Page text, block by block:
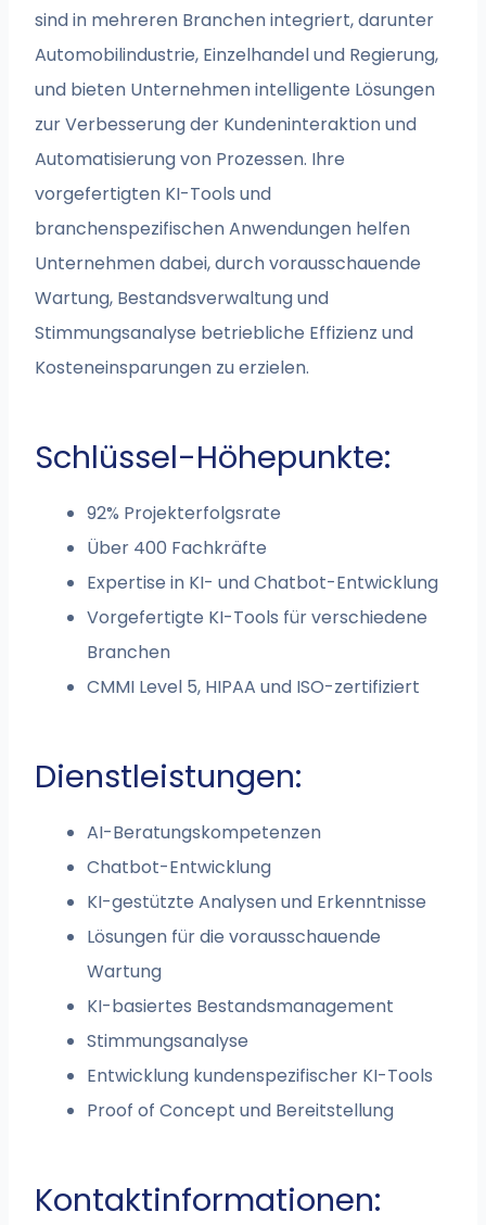
sind in mehreren Branchen integriert, darunter
Automobilindustrie, Einzelhandel und Regierung,
und bieten Unternehmen intelligente Lösungen
zur Verbesserung der Kundeninteraktion und
Automatisierung von Prozessen. Ihre
vorgefertigten KI-Tools und
branchenspezifischen Anwendungen helfen
Unternehmen dabei, durch vorausschauende
Wartung, Bestandsverwaltung und
Stimmungsanalyse betriebliche Effizienz und
Kosteneinsparungen zu erzielen.
Schlüssel-Höhepunkte:
92% Projekterfolgsrate
Über 400 Fachkräfte
Expertise in KI- und Chatbot-Entwicklung
Vorgefertigte KI-Tools für verschiedene
Branchen
CMMI Level 5, HIPAA und ISO-zertifiziert
Dienstleistungen:
AI-Beratungskompetenzen
Chatbot-Entwicklung
KI-gestützte Analysen und Erkenntnisse
Lösungen für die vorausschauende
Wartung
KI-basiertes Bestandsmanagement
Stimmungsanalyse
Entwicklung kundenspezifischer KI-Tools
Proof of Concept und Bereitstellung
Kontaktinformationen: